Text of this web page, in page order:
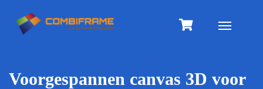
naar
Toggle
Voorgespannen canvas 3D voor